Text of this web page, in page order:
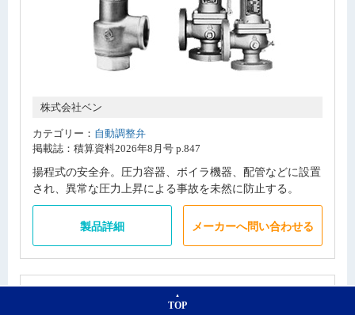
株式会社ベン
カテゴリー： 自動調整弁
掲載誌：積算資料2026年8月号 p.847
揚程式の安全弁。圧力容器、ボイラ機器、配管などに設置
され、異常な圧力上昇による事故を未然に防止する。
製品詳細 メーカーへ問い合わせる
TOP